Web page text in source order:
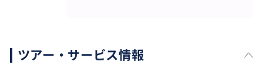
ツアー・サービス情報